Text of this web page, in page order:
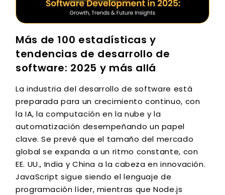
Más de 100 estadísticas y
tendencias de desarrollo de
software: 2025 y más allá
La industria del desarrollo de software está
preparada para un crecimiento continuo, con
la IA, la computación en la nube y la
automatización desempeñando un papel
clave. Se prevé que el tamaño del mercado
global se expanda a un ritmo constante, con
EE. UU., India y China a la cabeza en innovación.
JavaScript sigue siendo el lenguaje de
programación líder, mientras que Node.js